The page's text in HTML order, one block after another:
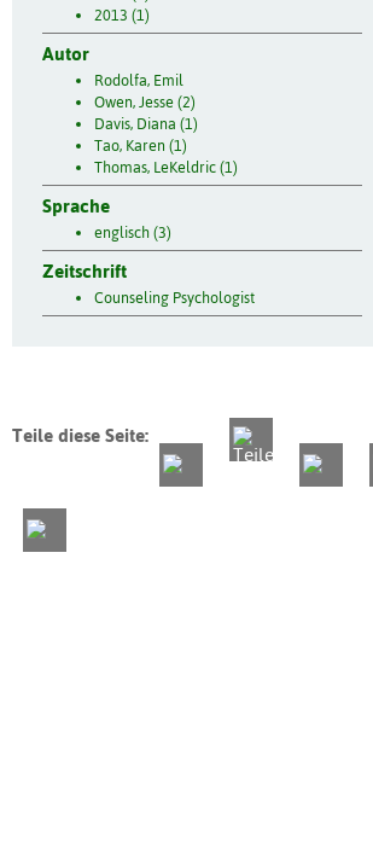
2013 (1)
Autor
Rodolfa, Emil
Owen, Jesse (2)
Davis, Diana (1)
Tao, Karen (1)
Thomas, LeKeldric (1)
Sprache
englisch (3)
Zeitschrift
Counseling Psychologist
Teile diese Seite: